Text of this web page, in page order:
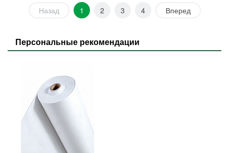
Назад 1 2 3 4 Вперед
Персональные рекомендации